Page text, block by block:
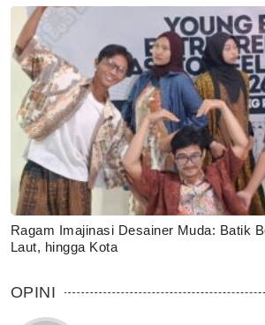
Ragam Imajinasi Desainer Muda: Batik
Laut, hingga Kota
OPINI